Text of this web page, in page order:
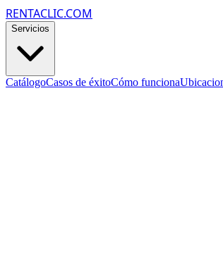
RENTACLIC.COM
Servicios
CatálogoCasos de éxitoCómo funciona